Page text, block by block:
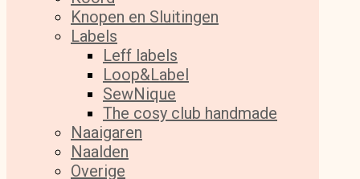
Knopen en Sluitingen
Labels
Leff labels
Loop&Label
SewNique
The cosy club handmade
Naaigaren
Naalden
Overige